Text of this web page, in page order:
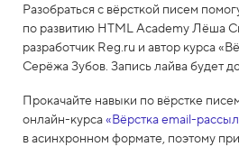
Разобраться с вёрсткой писем
по развитию HTML Academy Лёша
разработчик Reg.ru и автор курса
Серёжа Зубов. Запись лайва будет
Прокачайте навыки по вёрстке
онлайн-курса«Вёрстка email-
в асинхронном формате, поэтому